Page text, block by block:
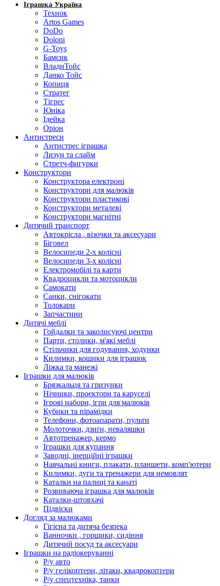
Іграшка Україна
Технок
Artos Games
DoDo
Doloni
G-Toys
Бамсик
ВладиТойс
Данко Тойс
Копиця
Стратег
Тігрес
Юніка
Ідейка
Оріон
Антистреси
Антистрес іграшка
Лизун та слайм
Стретч-фигурки
Конструктори
Конструктора електроні
Конструктори для малюків
Конструктори пластикові
Конструктори металеві
Конструктори магнітні
Дитячий транспорт
Автокрісла , візочки та аксесуари
Біговел
Велосипеди 2-х колісні
Велосипеди 3-х колісні
Електромобілі та карти
Квадроцикли та мотоцикли
Самокати
Санки, снігокати
Толокари
Запчастини
Дитячі меблі
Гойдалки та заколисуючі центри
Парти, столики, м'які меблі
Стільчики для годування, ходунки
Килимки, кошики для іграшок
Ліжка та манежі
Іграшки для малюків
Брязкальця та гризунки
Нічники, проектори та каруселі
Ігрові набори, ігри для малюків
Кубики та пірамідки
Телефони, фотоапарати, пульти
Молоточки, дзиґи, неваляшки
Автотренажер, кермо
Іграшки для купання
Заводні, інерційні іграшки
Навчальні книги, плакати, планшети, комп'ютери
Килимки, дуги та тренажери для немовлят
Каталки на палиці та канаті
Розвиваюча іграшка для малюків
Каталки-штовхачі
Підвіски
Догляд за малюками
Гігієна та дитяча безпека
Ванночки , горщики, сидіння
Дитячий посуд та аксесуари
Іграшки на радіокеруванні
Р/у авто
Р/у гелікоптери, літаки, квадрокоптери
Р/у спецтехніка, танки